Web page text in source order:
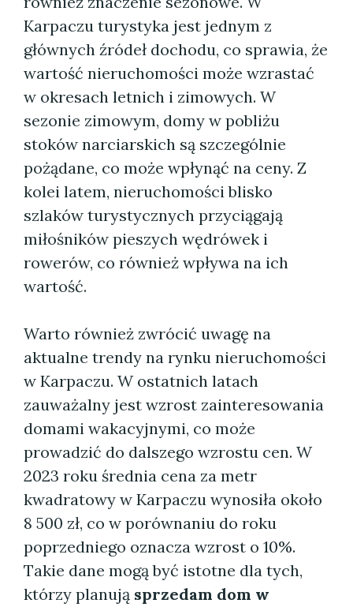
Karpaczu turystyka jest jednym z
głównych źródeł dochodu, co sprawia, że
wartość nieruchomości może wzrastać
w okresach letnich i zimowych. W
sezonie zimowym, domy w pobliżu
stoków narciarskich są szczególnie
pożądane, co może wpłynąć na ceny. Z
kolei latem, nieruchomości blisko
szlaków turystycznych przyciągają
miłośników pieszych wędrówek i
rowerów, co również wpływa na ich
wartość.
Warto również zwrócić uwagę na
aktualne trendy na rynku nieruchomości
w Karpaczu. W ostatnich latach
zauważalny jest wzrost zainteresowania
domami wakacyjnymi, co może
prowadzić do dalszego wzrostu cen. W
2023 roku średnia cena za metr
kwadratowy w Karpaczu wynosiła około
8 500 zł, co w porównaniu do roku
poprzedniego oznacza wzrost o 10%.
Takie dane mogą być istotne dla tych,
którzy planują sprzedam dom w